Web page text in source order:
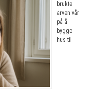
brukte
arven vår
på å
bygge
hus til